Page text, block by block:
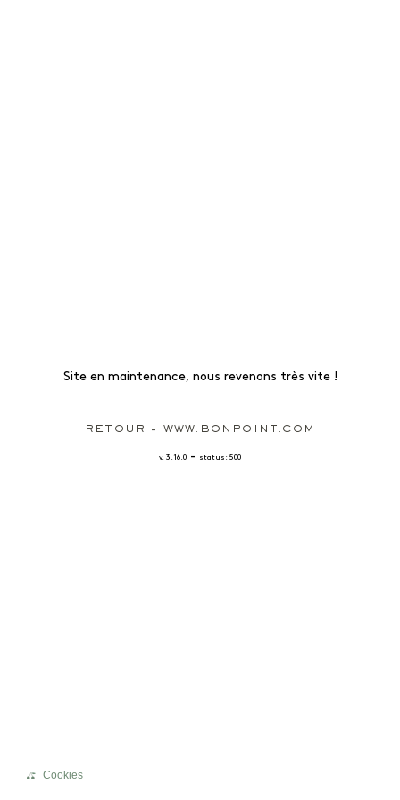
Site en maintenance, nous revenons très vite !
RETOUR - WWW.BONPOINT.COM
v. 3.16.0 - status: 500